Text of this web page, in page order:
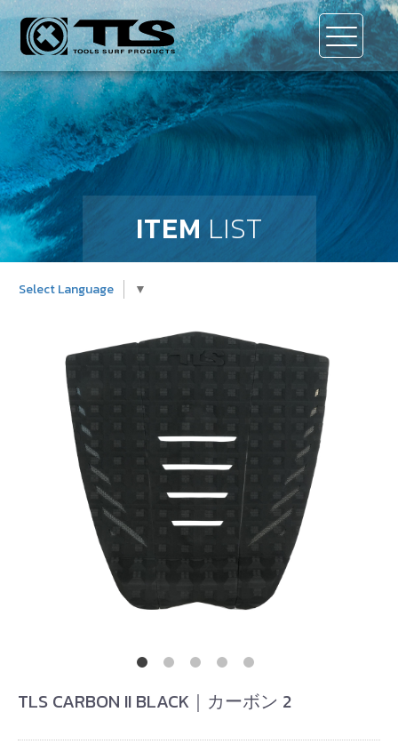
ITEM LIST
Select Language ▼
TLS CARBON II BLACK｜カーボン 2